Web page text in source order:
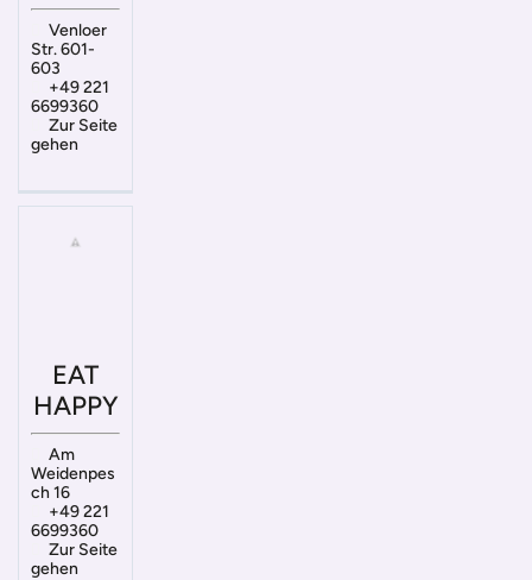
Venloer
Str. 601-
603
+49 221
6699360
Zur Seite
gehen
EAT
HAPPY
Am
Weidenpes
ch 16
+49 221
6699360
Zur Seite
gehen